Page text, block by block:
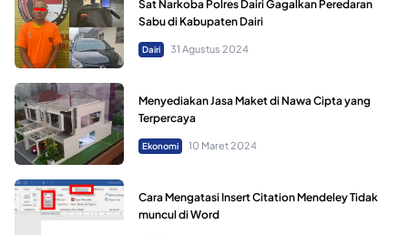
Sat Narkoba Polres Dairi Gagalkan Peredaran
Sabu di Kabupaten Dairi
Dairi 31 Agustus 2024
Menyediakan Jasa Maket di Nawa Cipta yang
Terpercaya
Ekonomi 10 Maret 2024
Cara Mengatasi Insert Citation Mendeley Tidak
muncul di Word